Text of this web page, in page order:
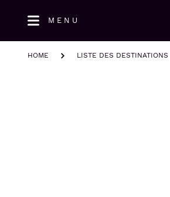
contenu
principal
MENU
HOME LISTE DES DESTINATIONS